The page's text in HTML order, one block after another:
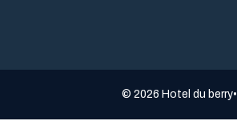
© 2026 Hotel du berry•